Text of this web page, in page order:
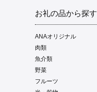
お礼の品から探す
ANAオリジナル
肉類
魚介類
野菜
フルーツ